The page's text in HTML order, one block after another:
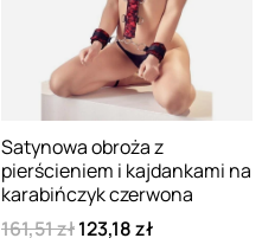
Satynowa obroża z
pierścieniem i kajdankami na
karabińczyk czerwona
161,51 zł123,18 zł